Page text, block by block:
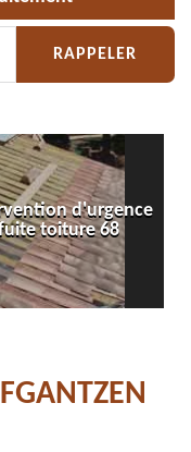
d'urgence
toiture 68